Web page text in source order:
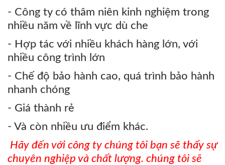
- Công ty có thâm niên kinh nghiệm trong
nhiều năm về lĩnh vực dù che
- Hợp tác với nhiều khách hàng lớn, với
nhiều công trình lớn
- Chế độ bảo hành cao, quá trình bảo hành
nhanh chóng
- Giá thành rẻ
- Và còn nhiều ưu điểm khác.
Hãy đến với công ty chúng tôi bạn sẽ thấy sự
chuyên nghiệp và chất lượng. chúng tôi sẽ